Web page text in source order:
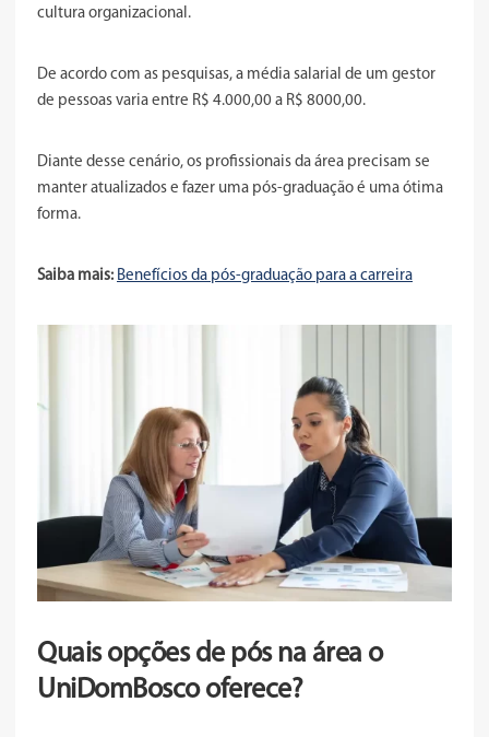
cultura organizacional.
De acordo com as pesquisas, a média salarial de um gestor
de pessoas varia entre R$ 4.000,00 a R$ 8000,00.
Diante desse cenário, os profissionais da área precisam se
manter atualizados e fazer uma pós-graduação é uma ótima
forma.
Saiba mais: Benefícios da pós-graduação para a carreira
Quais opções de pós na área o
UniDomBosco oferece?